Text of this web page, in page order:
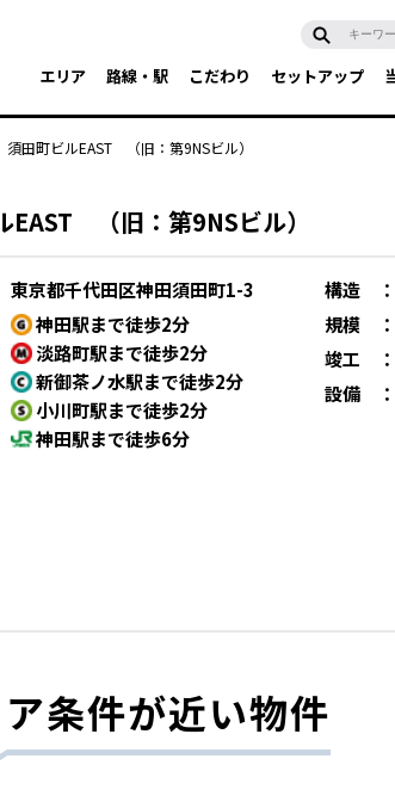
エリア 路線・駅 こだわり セットアップ
須田町ビルEAST （旧：第9NSビル）
EAST （旧：第9NSビル）
東京都千代田区神田須田町1-3
神田駅まで徒歩2分
淡路町駅まで徒歩2分
新御茶ノ水駅まで徒歩2分
小川町駅まで徒歩2分
神田駅まで徒歩6分
構造 ：
規模
：
竣工
：
設備
：
条件が近い物件